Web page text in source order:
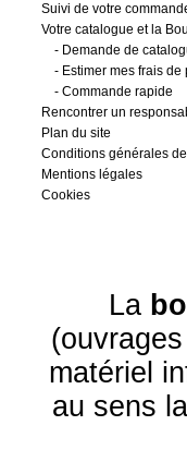
Suivi de votre
Votre catalogue et la
- Demande de
- Estimer mes frais de
- Commande rapide
Rencontrer un
Plan du site
Conditions générales
Mentions légales
Cookies
La
matériel
au sens